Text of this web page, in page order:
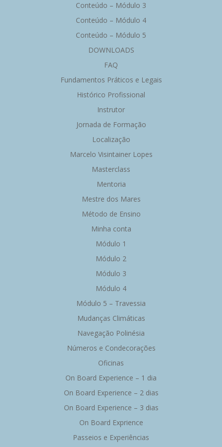
Conteúdo – Módulo 3
Conteúdo – Módulo 4
Conteúdo – Módulo 5
DOWNLOADS
FAQ
Fundamentos Práticos e Legais
Histórico Profissional
Instrutor
Jornada de Formação
Localização
Marcelo Visintainer Lopes
Masterclass
Mentoria
Mestre dos Mares
Método de Ensino
Minha conta
Módulo 1
Módulo 2
Módulo 3
Módulo 4
Módulo 5 – Travessia
Mudanças Climáticas
Navegação Polinésia
Números e Condecorações
Oficinas
On Board Experience – 1 dia
On Board Experience – 2 dias
On Board Experience – 3 dias
On Board Exprience
Passeios e Experiências